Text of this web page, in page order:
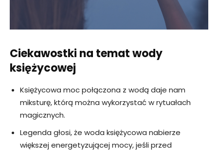
Ciekawostki na temat wody
księżycowej
Księżycowa moc połączona z wodą daje nam
miksturę, którą można wykorzystać w rytuałach
magicznych.
Legenda głosi, że woda księżycowa nabierze
większej energetyzującej mocy, jeśli przed